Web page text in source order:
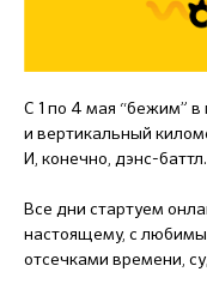
С 1 по 4 мая “бежим”
и вертикальный
И, конечно, дэнс-баттл.
Все дни стартуем
настоящему, с
отсечками времени,